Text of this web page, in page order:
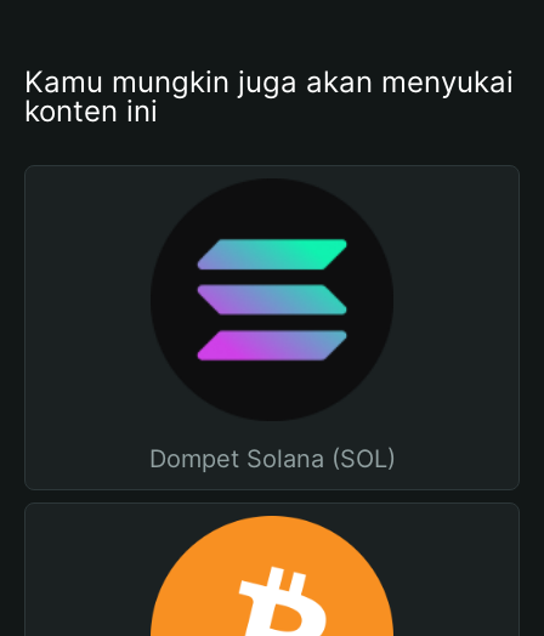
Kamu mungkin juga akan menyukai
konten ini
Dompet Solana (SOL)